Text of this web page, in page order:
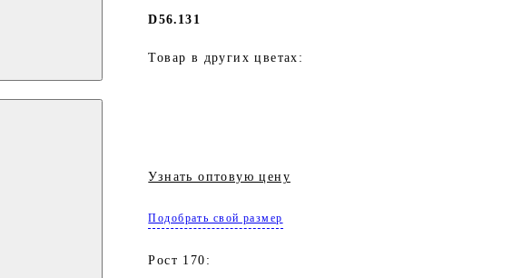
D56.131
Товар в других цветах:
Узнать оптовую цену
Подобрать свой размер
Рост 170: